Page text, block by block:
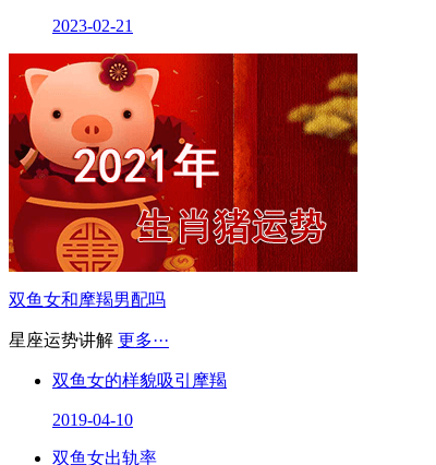
2023-02-21
双鱼女和摩羯男配吗
星座运势讲解 更多···
双鱼女的样貌吸引摩羯
2019-04-10
双鱼女出轨率